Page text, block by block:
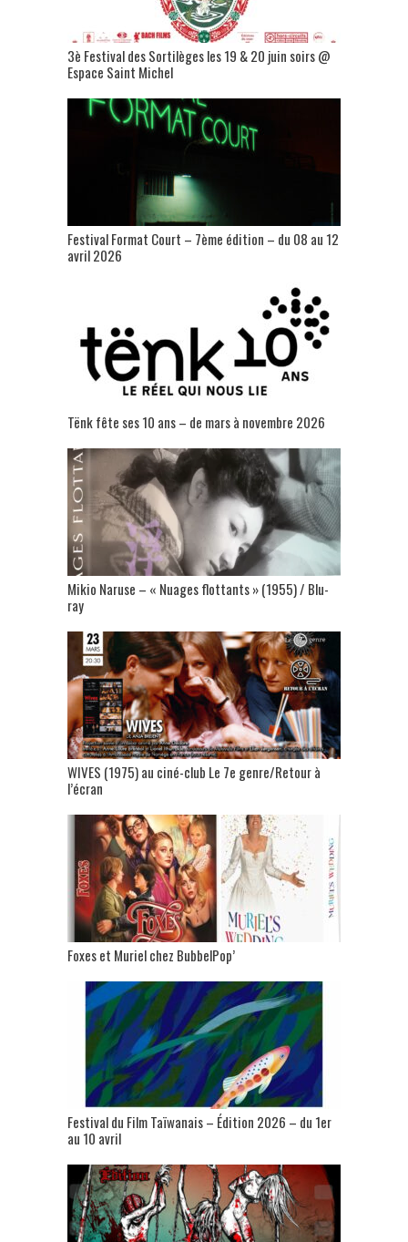
3è Festival des Sortilèges les 19 & 20 juin soirs @
Espace Saint Michel
Festival Format Court – 7ème édition – du 08 au 12
avril 2026
Tënk fête ses 10 ans – de mars à novembre 2026
Mikio Naruse – « Nuages flottants » (1955) / Blu-
ray
WIVES (1975) au ciné-club Le 7e genre/Retour à
l’écran
Foxes et Muriel chez BubbelPop’
Festival du Film Taïwanais – Édition 2026 – du 1er
au 10 avril